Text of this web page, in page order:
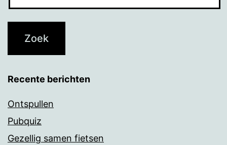
Recente berichten
Ontspullen
Pubquiz
Gezellig samen fietsen